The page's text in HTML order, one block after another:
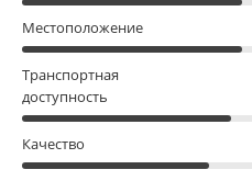
Местоположение
Транспортная
доступность
Качество